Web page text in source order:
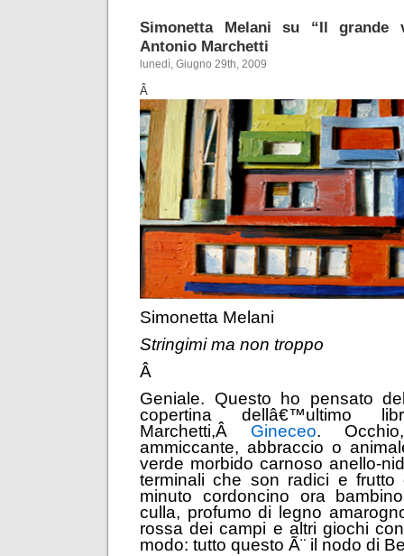
Simonetta Melani su “Il grande
Antonio Marchetti
lunedì, Giugno 29th, 2009
Â
Simonetta Melani
Stringimi ma non troppo
Â
Geniale. Questo ho pensato
copertina dellâ€™ultimo
Marchetti,Â Gineceo.
ammiccante, abbraccio o
verde morbido carnoso anello-
terminali che son radici e
minuto cordoncino ora
culla, profumo di legno
rossa dei campi e altri giochi
modo: tutto questo Ã¨ il nodo di